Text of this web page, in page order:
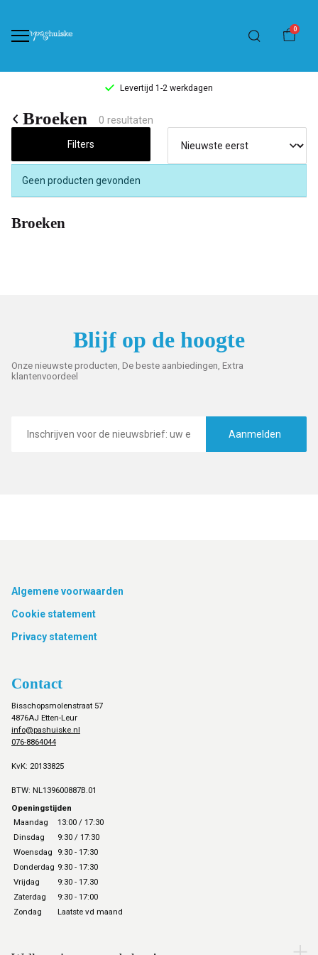
0
Levertijd 1-2 werkdagen
Broeken
Pashuiske
Broeken 0 resultaten
Filters
Geen producten gevonden
Broeken
Blijf op de hoogte
Onze nieuwste producten, De beste aanbiedingen, Extra
klantenvoordeel
mailadres
Aanmelden
Footer
Algemene voorwaarden
Cookie statement
Privacy statement
Contact
Bisschopsmolenstraat 57
4876AJ Etten-Leur
info@pashuiske.nl
076-8864044
KvK: 20133825
BTW: NL139600887B.01
Openingstijden
Maandag
13:00 / 17:30
Dinsdag
9:30 / 17:30
Woensdag
9:30 - 17:30
Donderdag 9:30 - 17:30
Vrijdag
9:30 - 17.30
Zaterdag
9:30 - 17:00
Zondag
Laatste vd maand